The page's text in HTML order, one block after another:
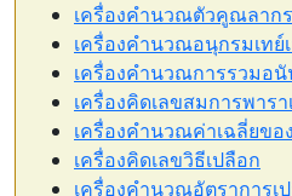
เครื่องคำนวณตัวคูณลาก
เครื่องคำนวณอนุกรมเทย์
เครื่องคำนวณการรวมอ
เครื่องคิดเลขสมการพารา
เครื่องคำนวณค่าเฉลี่ยขอ
เครื่องคิดเลขวิธีเปลือก
เครื่องคำนวณอัตราการเ